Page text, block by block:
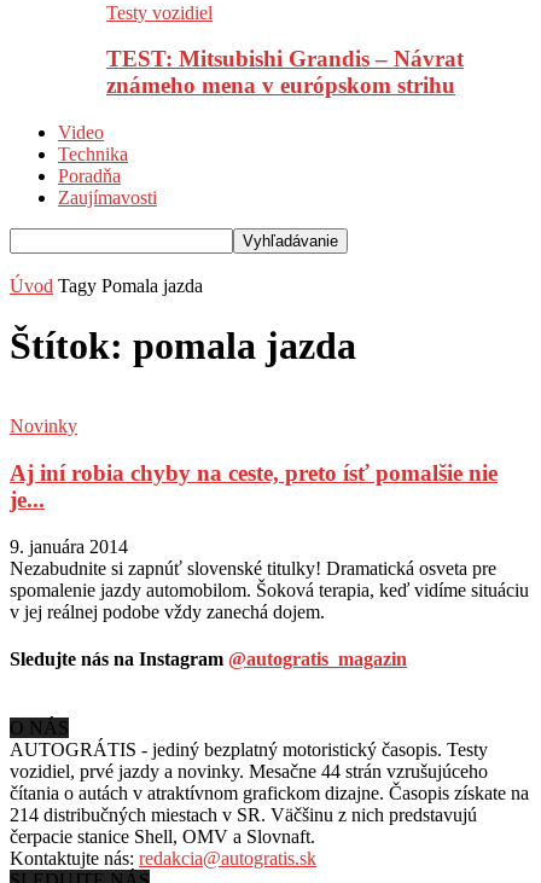
Testy vozidiel
TEST: Mitsubishi Grandis – Návrat
známeho mena v európskom strihu
Video
Technika
Poradňa
Zaujímavosti
Úvod Tagy Pomala jazda
Štítok: pomala jazda
Novinky
Aj iní robia chyby na ceste, preto ísť pomalšie nie
je...
9. januára 2014
Nezabudnite si zapnúť slovenské titulky! Dramatická osveta pre
spomalenie jazdy automobilom. Šoková terapia, keď vidíme situáciu
v jej reálnej podobe vždy zanechá dojem.
Sledujte nás na Instagram @autogratis_magazin
O NÁS
AUTOGRÁTIS - jediný bezplatný motoristický časopis. Testy
vozidiel, prvé jazdy a novinky. Mesačne 44 strán vzrušujúceho
čítania o autách v atraktívnom grafickom dizajne. Časopis získate na
214 distribučných miestach v SR. Väčšinu z nich predstavujú
čerpacie stanice Shell, OMV a Slovnaft.
Kontaktujte nás: redakcia@autogratis.sk